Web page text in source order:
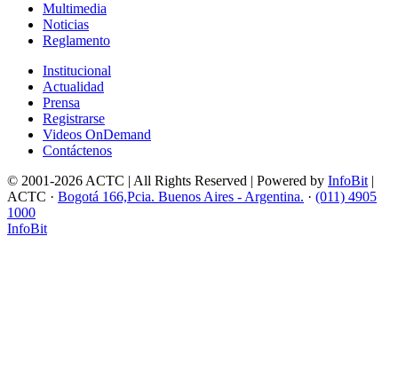
Multimedia
Noticias
Reglamento
Institucional
Actualidad
Prensa
Registrarse
Videos OnDemand
Contáctenos
© 2001-2026 ACTC | All Rights Reserved | Powered by InfoBit |
ACTC · Bogotá 166,Pcia. Buenos Aires - Argentina. · (011) 4905
1000
InfoBit